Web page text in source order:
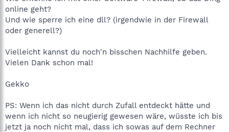
online geht?
Und wie sperre ich eine dll? (irgendwie in der Firewall
oder generell?)
Vielleicht kannst du noch'n bisschen Nachhilfe geben.
Vielen Dank schon mal!
Gekko
PS: Wenn ich das nicht durch Zufall entdeckt hätte und
wenn ich nicht so neugierig gewesen wäre, wüsste ich bis
jetzt ja noch nicht mal, dass ich sowas auf dem Rechner